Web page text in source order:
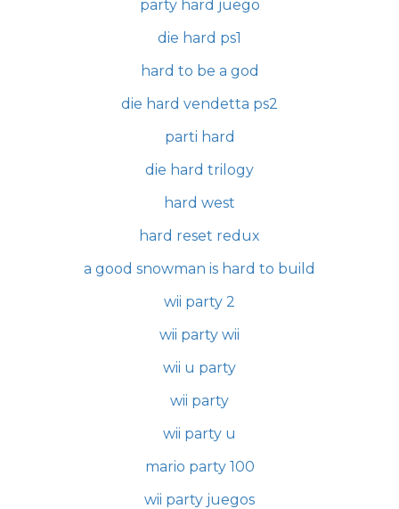
party hard juego
die hard ps1
hard to be a god
die hard vendetta ps2
parti hard
die hard trilogy
hard west
hard reset redux
a good snowman is hard to build
wii party 2
wii party wii
wii u party
wii party
wii party u
mario party 100
wii party juegos